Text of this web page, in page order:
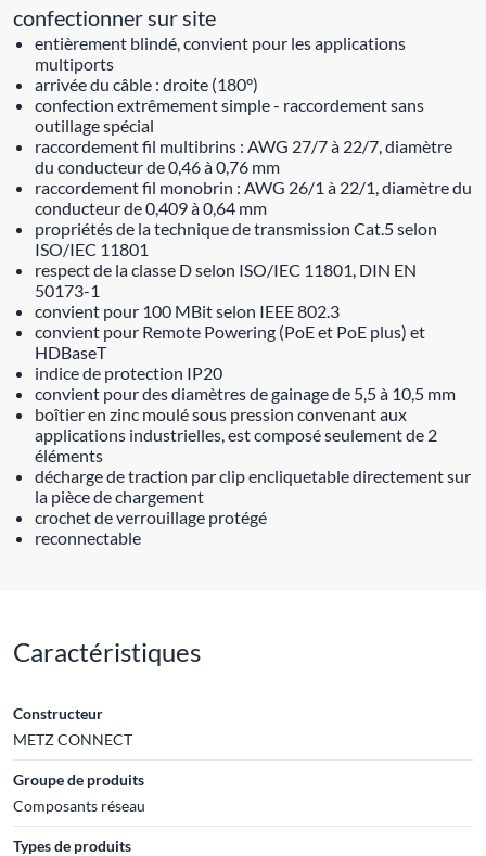
confectionner sur site
entièrement blindé, convient pour les applications
multiports
arrivée du câble : droite (180°)
confection extrêmement simple - raccordement sans
outillage spécial
raccordement fil multibrins : AWG 27/7 à 22/7, diamètre
du conducteur de 0,46 à 0,76 mm
raccordement fil monobrin : AWG 26/1 à 22/1, diamètre du
conducteur de 0,409 à 0,64 mm
propriétés de la technique de transmission Cat.5 selon
ISO/IEC 11801
respect de la classe D selon ISO/IEC 11801, DIN EN
50173-1
convient pour 100 MBit selon IEEE 802.3
convient pour Remote Powering (PoE et PoE plus) et
HDBaseT
indice de protection IP20
convient pour des diamètres de gainage de 5,5 à 10,5 mm
boîtier en zinc moulé sous pression convenant aux
applications industrielles, est composé seulement de 2
éléments
décharge de traction par clip encliquetable directement sur
la pièce de chargement
crochet de verrouillage protégé
reconnectable
Caractéristiques
Constructeur
METZ CONNECT
Groupe de produits
Composants réseau
Types de produits